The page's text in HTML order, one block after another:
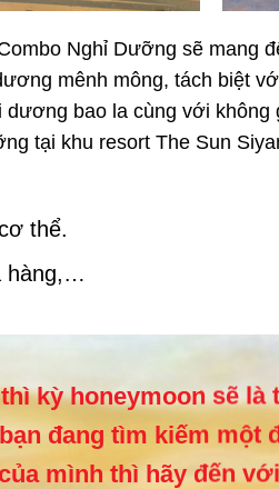
Nghỉ Dưỡng sẽ mang
mênh mông, tách biệt
bao la cùng với
tại khu resort The Sun
thể.
hàng,…
kỳ honeymoon sẽ là
đang tìm kiếm một
mình thì hãy đến